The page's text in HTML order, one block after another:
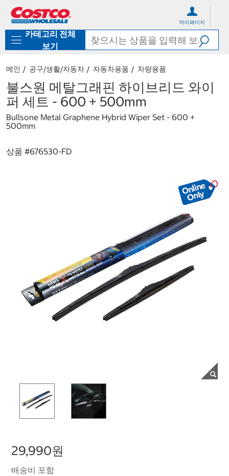
로
기
가
마이페이지
카테고리 전체
보기
메인 공구/생활/자동차 자동차용품 차량용품
불스원 메탈그래핀 하이브리드 와이
퍼 세트 - 600 + 500mm
Bullsone Metal Graphene Hybrid Wiper Set - 600 +
500mm
상품 #676530-FD
29,990원
배송비 포함